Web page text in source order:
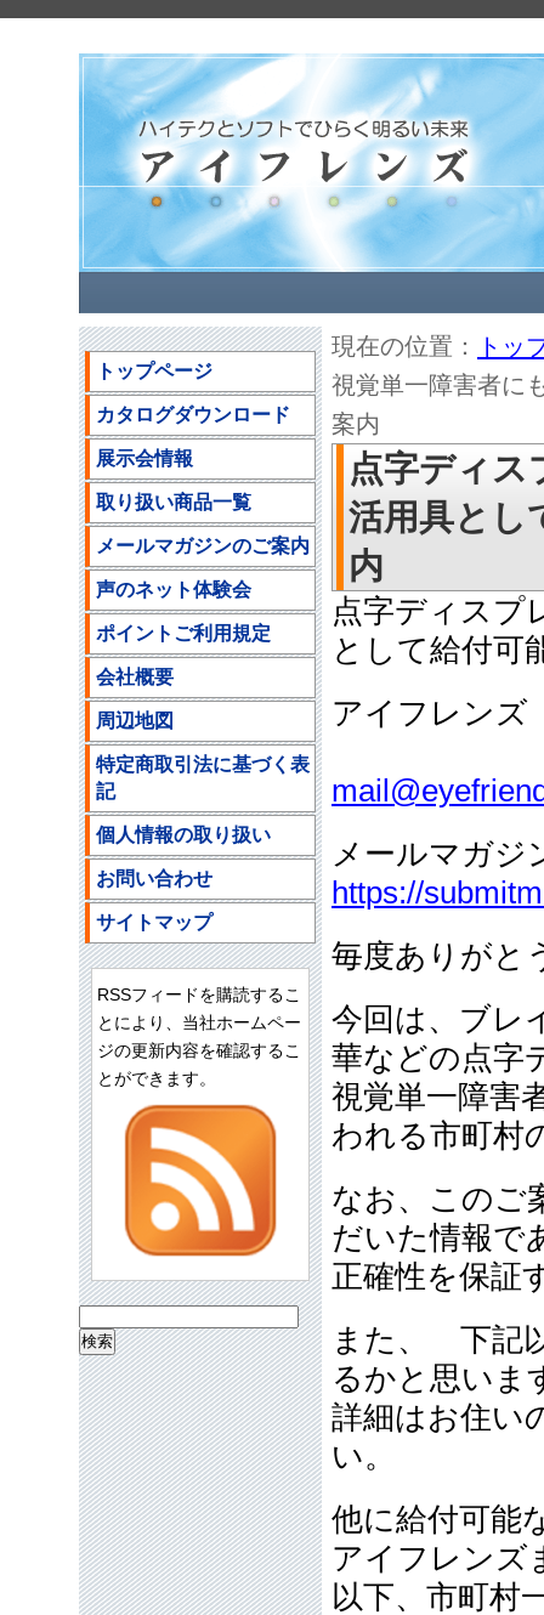
現在の位置：
トッ
視覚単一障害者に
案内
点字ディス
活用具とし
内
点字ディスプ
として給付可
アイフレン
メールマガジ
https://
毎度ありがと
今回は、ブレ
華などの点字
視覚単一障害
われる市町村
なお、このご
だいた情報で
正確性を保証
また、 下記
るかと思いま
詳細はお住い
い。
他に給付可能
アイフレンズ
以下、市町村
トップページ
カタログダウンロード
展示会情報
取り扱い商品一覧
メールマガジンのご案内
声のネット体験会
ポイントご利用規定
会社概要
周辺地図
特定商取引法に基づく表
記
個人情報の取り扱い
お問い合わせ
サイトマップ
RSSフィードを購読するこ
とにより、当社ホームペー
ジの更新内容を確認するこ
とができます。
索: